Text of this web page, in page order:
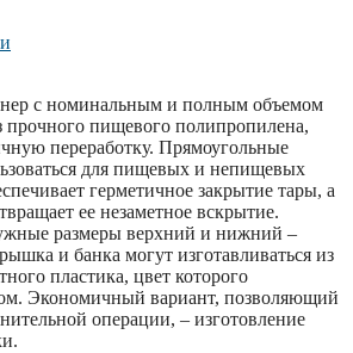
с номинальным и полным объемом
прочного пищевого полипропилена,
переработку. Прямоугольные
для пищевых и непищевых
герметичное закрытие тары, а
ее незаметное вскрытие.
размеры верхний и нижний –
и банка могут изготавливаться из
пластика, цвет которого
Экономичный вариант, позволяющий
операции, – изготовление